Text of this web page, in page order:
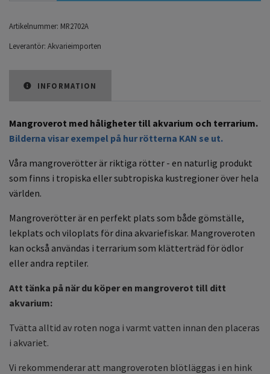
Artikelnummer: MR2702A
Leverantör: Akvarieimporten
INFORMATION
Mangroverot med håligheter till akvarium och terrarium.
Bilderna visar exempel på hur rötterna KAN se ut.
Våra mangroverötter är riktiga rötter - en naturlig produkt
som finns i tropiska eller subtropiska kustregioner över hela
världen.
Mangroverötter är en perfekt plats som både gömställe,
lekplats och viloplats för dina akvariefiskar. Mangroveroten
kan också användas i terrarium som klätterträd för ödlor
eller andra reptiler.
Att tänka på när du köper en mangroverot till ditt
akvarium:
Tvätta alltid av roten noga i varmt vatten innan den placeras
i akvariet.
Vi rekommenderar att mangroveroten blötläggas i en hink